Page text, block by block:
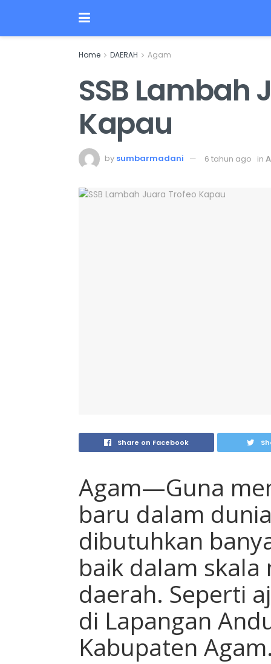
Home DAERAH Agam
SSB Lambah
Kapau
by sumbarmadani 6 tahun ago in
Share on Facebook
Agam—Guna
baru dalam
dibutuhkan
baik dalam
daerah. Seperti
di Lapangan
Kabupaten